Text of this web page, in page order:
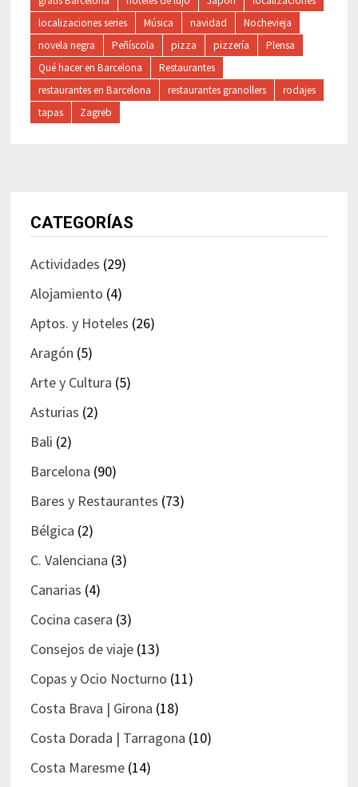
localizaciones series
Música navidad
Nochevieja
novela negra
Peñíscola pizza pizzería
Plensa
Qué hacer en Barcelona
Restaurantes
restaurantes en Barcelona
restaurantes granollers
rodajes
tapas
Zagreb
CATEGORÍAS
Actividades (29)
Alojamiento (4)
Aptos. y Hoteles (26)
Aragón (5)
Arte y Cultura (5)
Asturias (2)
Bali (2)
Barcelona (90)
Bares y Restaurantes (73)
Bélgica (2)
C. Valenciana (3)
Canarias (4)
Cocina casera (3)
Consejos de viaje(13)
Copas y Ocio Nocturno (11)
Costa Brava | Girona (18)
Costa Dorada | Tarragona (10)
Costa Maresme(14)